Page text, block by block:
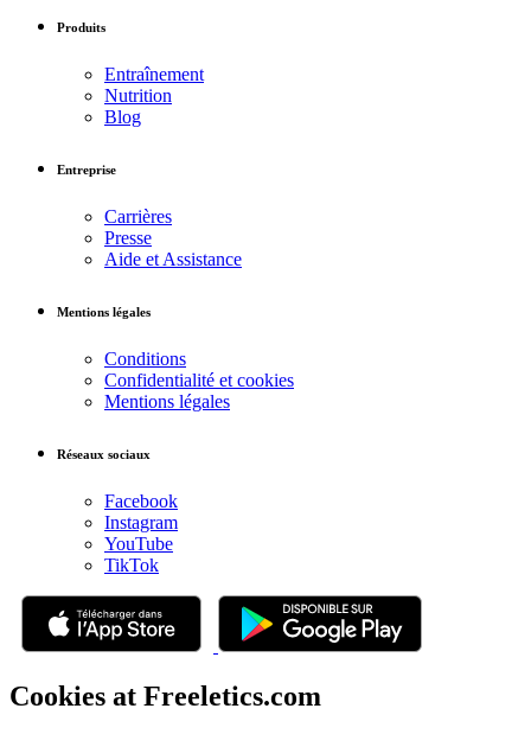
Produits
Entraînement
Nutrition
Blog
Entreprise
Carrières
Presse
Aide et Assistance
Mentions légales
Conditions
Confidentialité et cookies
Mentions légales
Réseaux sociaux
Facebook
Instagram
YouTube
TikTok
Cookies at Freeletics.com